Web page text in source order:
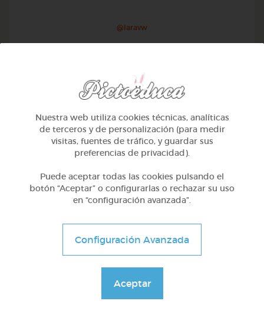
@Iaravw
2º Primaria (7-8 años)
Aprendiendo matematicas
Nuestra web utiliza cookies técnicas, analíticas
de terceros y de personalización (para medir
visitas, fuentes de tráfico, y guardar sus
preferencias de privacidad).
Puede aceptar todas las cookies pulsando el
botón “Aceptar” o configurarlas o rechazar su uso
en “configuración avanzada”.
Configuración Avanzada
Aceptar